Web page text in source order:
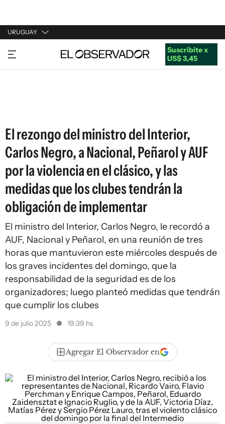
URUGUAY
URUGUAY
ARGENTINA
Suscribite x
US$ 3,45
El rezongo del ministro del Interior,
Carlos Negro, a Nacional, Peñarol y AUF
por la violencia en el clásico, y las
medidas que los clubes tendrán la
obligación de implementar
El ministro del Interior, Carlos Negro, le recordó a
AUF, Nacional y Peñarol, en una reunión de tres
horas que mantuvieron este miércoles después de
los graves incidentes del domingo, que la
responsabilidad de la seguridad es de los
organizadores; luego planteó medidas que tendrán
que cumplir los clubes
9 de julio 2025 19:39 hs
Agregar El Observador en